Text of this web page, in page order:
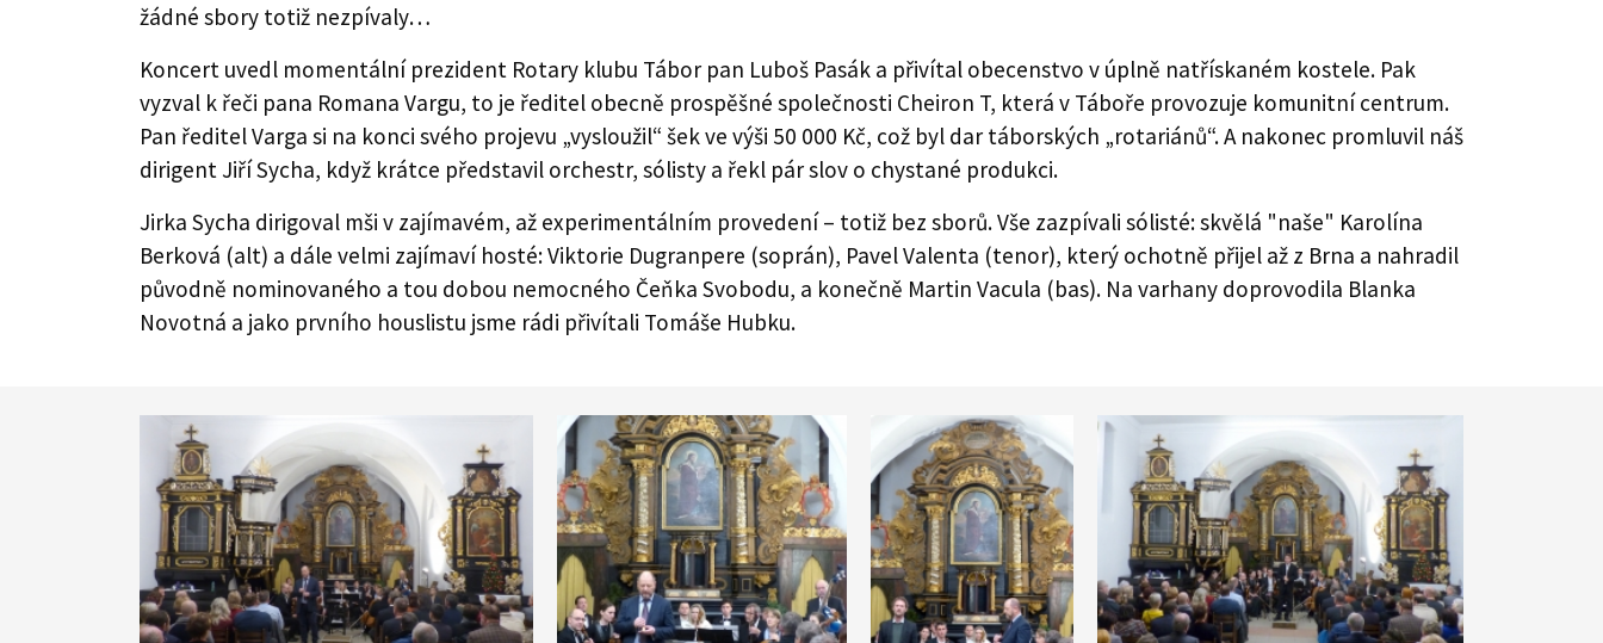
žádné sbory totiž nezpívaly…
Koncert uvedl momentální prezident Rotary klubu Tábor pan Luboš Pasák a přivítal obecenstvo v úplně natřískaném kostele. Pak
vyzval k řeči pana Romana Vargu, to je ředitel obecně prospěšné společnosti Cheiron T, která v Táboře provozuje komunitní centrum.
Pan ředitel Varga si na konci svého projevu „vysloužil“ šek ve výši 50 000 Kč, což byl dar táborských „rotariánů“. A nakonec promluvil náš
dirigent Jiří Sycha, když krátce představil orchestr, sólisty a řekl pár slov o chystané produkci.
Jirka Sycha dirigoval mši v zajímavém, až experimentálním provedení – totiž bez sborů. Vše zazpívali sólisté: skvělá "naše" Karolína
Berková (alt) a dále velmi zajímaví hosté: Viktorie Dugranpere (soprán), Pavel Valenta (tenor), který ochotně přijel až z Brna a nahradil
původně nominovaného a tou dobou nemocného Čeňka Svobodu, a konečně Martin Vacula (bas). Na varhany doprovodila Blanka
Novotná a jako prvního houslistu jsme rádi přivítali Tomáše Hubku.